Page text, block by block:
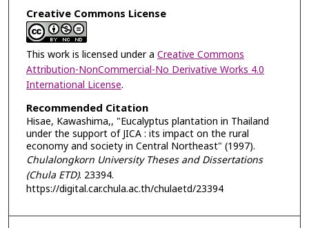
Creative Commons License
This work is licensed under a Creative Commons
Attribution-NonCommercial-No Derivative Works 4.0
International License.
Recommended Citation
Hisae, Kawashima,, "Eucalyptus plantation in Thailand
under the support of JICA : its impact on the rural
economy and society in Central Northeast" (1997).
Chulalongkorn University Theses and Dissertations
(Chula ETD). 23394.
https://digital.car.chula.ac.th/chulaetd/23394